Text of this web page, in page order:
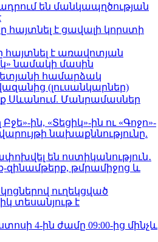
են մանկապղծության
հայտնել է ցավալի կորստի
հայտնել է առավոտյան
նամակի մասին
համարձակ
(լուսանկարներ)
Սևանում. Մանրամասներ
ին, «Տեցիկ»-ին ու «Գոջո»-
նախաքննությունը.
են ոստիկանություն․
զինամթերք, թմրամիջոց և
ուղեկցված
տեսանյութ է
4-ին ժամը 09:00-ից մինչև